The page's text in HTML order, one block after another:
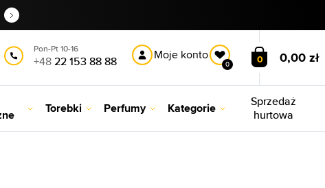
Pon-Pt 10-16
+4822 153 88 88 Moje konto
0 0 0,00 zł
Torebki Perfumy Kategorie
Sprzedaż
hurtowa